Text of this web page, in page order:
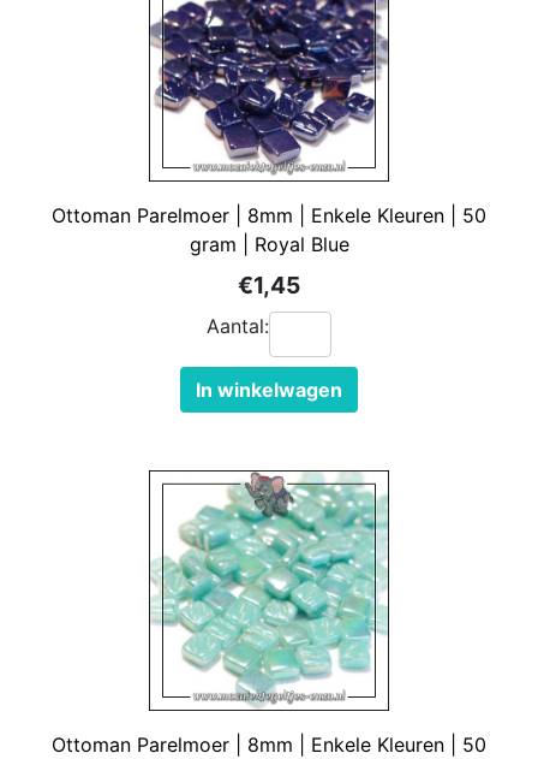
Ottoman Parelmoer | 8mm | Enkele Kleuren | 50
gram | Royal Blue
€1,45
Aantal:
In winkelwagen
Ottoman Parelmoer | 8mm | Enkele Kleuren | 50